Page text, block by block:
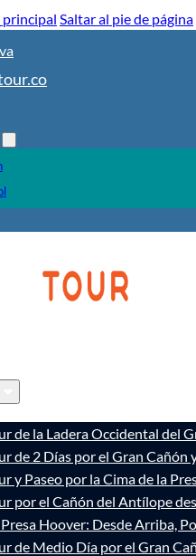
principal Saltar al pie de página
de la Ladera Occidental del
de 2 Días por el Gran Cañón
y Paseo por la Cima de la
por el Cañón del Antílope
Presa Hoover: Desde Arriba,
de Medio Día por el Gran